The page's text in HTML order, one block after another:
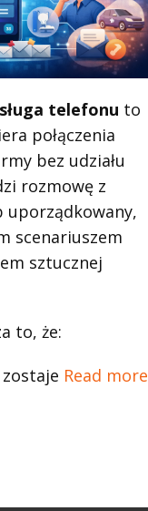
telefonu to
połączenia
bez udziału
rozmowę z
uporządkowany,
scenariuszem
sztucznej
to, że:
Read more